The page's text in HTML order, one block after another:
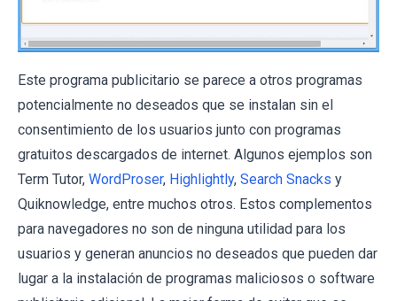
Este programa publicitario se parece a otros programas
potencialmente no deseados que se instalan sin el
consentimiento de los usuarios junto con programas
gratuitos descargados de internet. Algunos ejemplos son
Term Tutor, WordProser, Highlightly, Search Snacks y
Quiknowledge, entre muchos otros. Estos complementos
para navegadores no son de ninguna utilidad para los
usuarios y generan anuncios no deseados que pueden dar
lugar a la instalación de programas maliciosos o software